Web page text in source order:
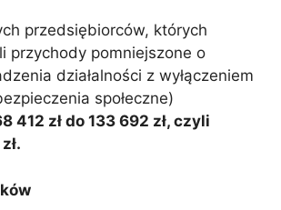
przedsiębiorców, których
przychody pomniejszone o
działalności z wyłączeniem
społeczne)
412 zł do 133 692 zł, czyli